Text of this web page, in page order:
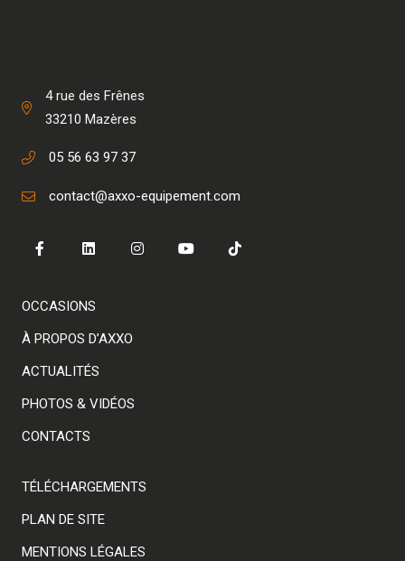
4 rue des Frênes
33210 Mazères
05 56 63 97 37
contact@axxo-equipement.com
OCCASIONS
À PROPOS D’AXXO
ACTUALITÉS
PHOTOS & VIDÉOS
CONTACTS
TÉLÉCHARGEMENTS
PLAN DE SITE
MENTIONS LÉGALES